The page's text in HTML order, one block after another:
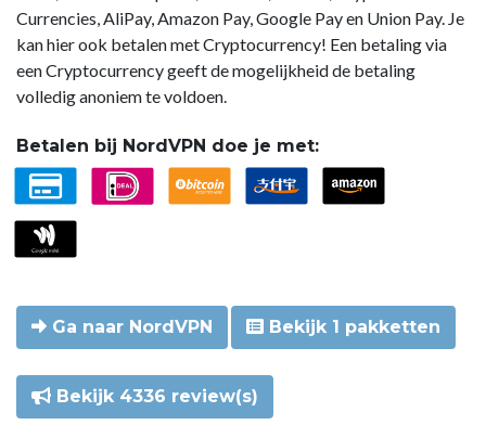
Currencies, AliPay, Amazon Pay, Google Pay en Union Pay. Je
kan hier ook betalen met Cryptocurrency! Een betaling via
een Cryptocurrency geeft de mogelijkheid de betaling
volledig anoniem te voldoen.
Betalen bij NordVPN doe je met:
Ga naar NordVPN Bekijk 1 pakketten
Bekijk 4336 review(s)